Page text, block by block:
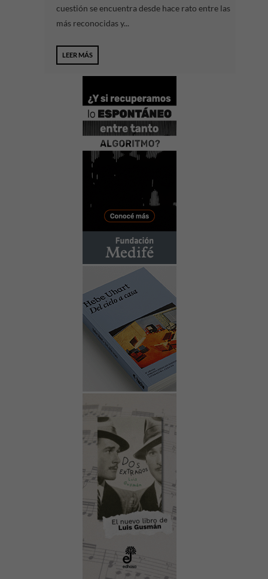
cuestión se encuentra desde hace rato entre las
más reconocidas y...
LEER MÁS